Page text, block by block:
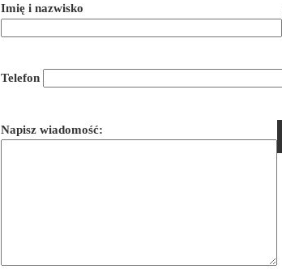
Imię i nazwisko
Telefon
Napisz wiadomość: